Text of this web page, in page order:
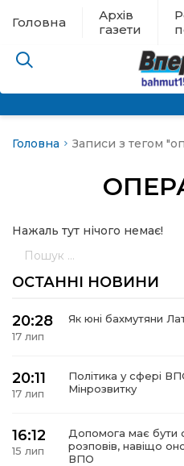
Головна
Архів
газети
новини
Головна Записи з тегом
Нажаль тут нічого немає!
ОСТАННІ НОВИНИ
20:28
17 лип
Як юні бахмутяни
20:11
17 лип
Політика у сфері
Мінрозвитку
16:12
15 лип
Допомога має бути
розповів, навіщо
ВПО